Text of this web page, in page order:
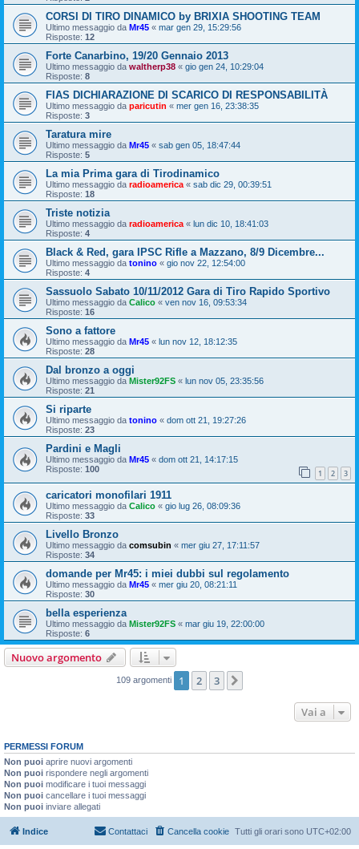
CORSI DI TIRO DINAMICO by BRIXIA SHOOTING TEAM
Ultimo messaggio da Mr45 « mar gen 29, 15:29:56
Risposte: 12
Forte Canarbino, 19/20 Gennaio 2013
Ultimo messaggio da waltherp38 « gio gen 24, 10:29:04
Risposte: 8
FIAS DICHIARAZIONE DI SCARICO DI RESPONSABILITÀ
Ultimo messaggio da paricutin « mer gen 16, 23:38:35
Risposte: 3
Taratura mire
Ultimo messaggio da Mr45 « sab gen 05, 18:47:44
Risposte: 5
La mia Prima gara di Tirodinamico
Ultimo messaggio da radioamerica « sab dic 29, 00:39:51
Risposte: 18
Triste notizia
Ultimo messaggio da radioamerica « lun dic 10, 18:41:03
Risposte: 4
Black & Red, gara IPSC Rifle a Mazzano, 8/9 Dicembre...
Ultimo messaggio da tonino « gio nov 22, 12:54:00
Risposte: 4
Sassuolo Sabato 10/11/2012 Gara di Tiro Rapido Sportivo
Ultimo messaggio da Calico « ven nov 16, 09:53:34
Risposte: 16
Sono a fattore
Ultimo messaggio da Mr45 « lun nov 12, 18:12:35
Risposte: 28
Dal bronzo a oggi
Ultimo messaggio da Mister92FS « lun nov 05, 23:35:56
Risposte: 21
Si riparte
Ultimo messaggio da tonino « dom ott 21, 19:27:26
Risposte: 23
Pardini e Magli
Ultimo messaggio da Mr45 « dom ott 21, 14:17:15
Risposte: 100 1 2 3
caricatori monofilari 1911
Ultimo messaggio da Calico « gio lug 26, 08:09:36
Risposte: 33
Livello Bronzo
Ultimo messaggio da comsubin « mer giu 27, 17:11:57
Risposte: 34
domande per Mr45: i miei dubbi sul regolamento
Ultimo messaggio da Mr45 « mer giu 20, 08:21:11
Risposte: 30
bella esperienza
Ultimo messaggio da Mister92FS « mar giu 19, 22:00:00
Risposte: 6
Nuovo argomento
109 argomenti 1 2 3
Vai a
PERMESSI FORUM
Non puoi aprire nuovi argomenti
Non puoi rispondere negli argomenti
Non puoi modificare i tuoi messaggi
Non puoi cancellare i tuoi messaggi
Non puoi inviare allegati
Indice Tutti gli orari sono UTC+02:00
Cancella cookie
Contattaci